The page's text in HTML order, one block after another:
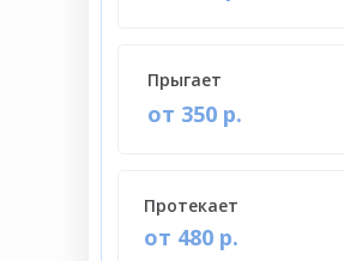
от 480 р.
Протекает
от 350 р.
Прыгает